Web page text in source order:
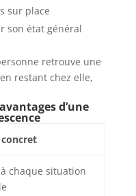
sur place
son état général
retrouve une
restant chez elle,
d’une
chaque situation